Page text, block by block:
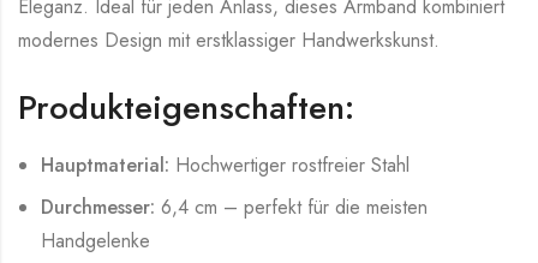
Eleganz. Ideal für jeden Anlass, dieses Armband kombiniert
modernes Design mit erstklassiger Handwerkskunst.
Produkteigenschaften:
Hauptmaterial: Hochwertiger rostfreier Stahl
Durchmesser: 6,4 cm – perfekt für die meisten
Handgelenke